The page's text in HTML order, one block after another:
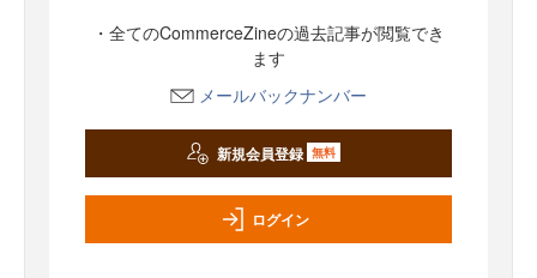
・全てのCommerceZineの過去記事が閲覧でき
ます
メールバックナンバー
新規会員登録 無料
ログイン